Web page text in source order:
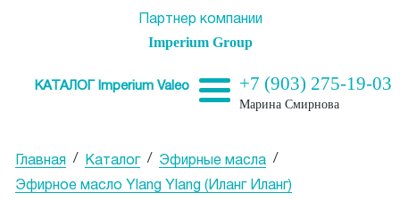
Партнер компании
Imperium Group
КАТАЛОГ Imperium Valeo +7 (903) 275-19-03
Марина Смирнова
Главная / Каталог / Эфирные масла /
Эфирное масло Ylang Ylang (Иланг Иланг)